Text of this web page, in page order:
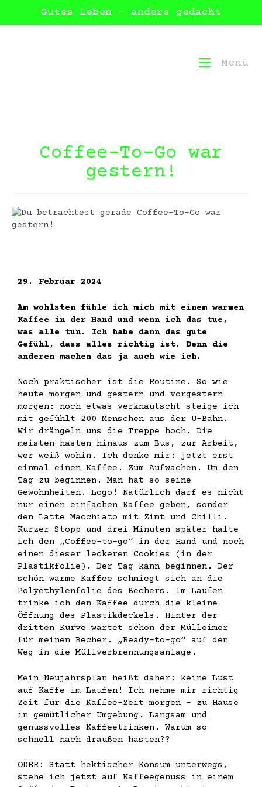
Gutes Leben – anders gedacht
Menü
Coffee-To-Go war
gestern!
29. Februar 2024
Am wohlsten fühle ich mich mit einem warmen
Kaffee in der Hand und wenn ich das tue,
was alle tun. Ich habe dann das gute
Gefühl, dass alles richtig ist. Denn die
anderen machen das ja auch wie ich.
Noch praktischer ist die Routine. So wie
heute morgen und gestern und vorgestern
morgen: noch etwas verknautscht steige ich
mit gefühlt 200 Menschen aus der U-Bahn.
Wir drängeln uns die Treppe hoch. Die
meisten hasten hinaus zum Bus, zur Arbeit,
wer weiß wohin. Ich denke mir: jetzt erst
einmal einen Kaffee. Zum Aufwachen. Um den
Tag zu beginnen. Man hat so seine
Gewohnheiten. Logo! Natürlich darf es nicht
nur einen einfachen Kaffee geben, sonder
den Latte Macchiato mit Zimt und Chilli.
Kurzer Stopp und drei Minuten später halte
ich den „Coffee-to-go“ in der Hand und noch
einen dieser leckeren Cookies (in der
Plastikfolie). Der Tag kann beginnen. Der
schön warme Kaffee schmiegt sich an die
Polyethylenfolie des Bechers. Im Laufen
trinke ich den Kaffee durch die kleine
Öffnung des Plastikdeckels. Hinter der
dritten Kurve wartet schon der Mülleimer
für meinen Becher. „Ready-to-go“ auf den
Weg in die Müllverbrennungsanlage.
Mein Neujahrsplan heißt daher: keine Lust
auf Kaffe im Laufen! Ich nehme mir richtig
Zeit für die Kaffee-Zeit morgen – zu Hause
in gemütlicher Umgebung. Langsam und
genussvolles Kaffeetrinken. Warum so
schnell nach draußen hasten??
ODER: Statt hektischer Konsum unterwegs,
stehe ich jetzt auf Kaffeegenuss in einem